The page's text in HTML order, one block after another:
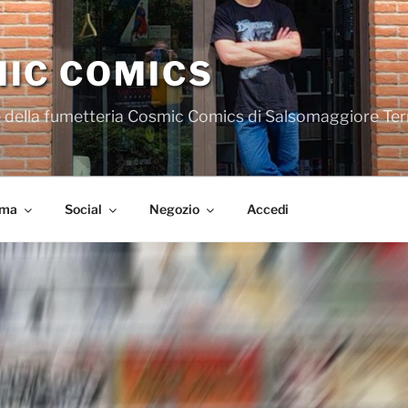
COMICS
fumetteria Cosmic Comics di Salsomaggiore
Social Negozio Accedi